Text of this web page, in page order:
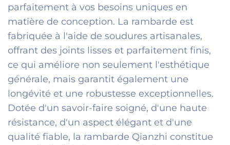
parfaitement à vos besoins uniques en
matière de conception. La rambarde est
fabriquée à l'aide de soudures artisanales,
offrant des joints lisses et parfaitement finis,
ce qui améliore non seulement l'esthétique
générale, mais garantit également une
longévité et une robustesse exceptionnelles.
Dotée d'un savoir-faire soigné, d'une haute
résistance, d'un aspect élégant et d'une
qualité fiable, la rambarde Qianzhi constitue